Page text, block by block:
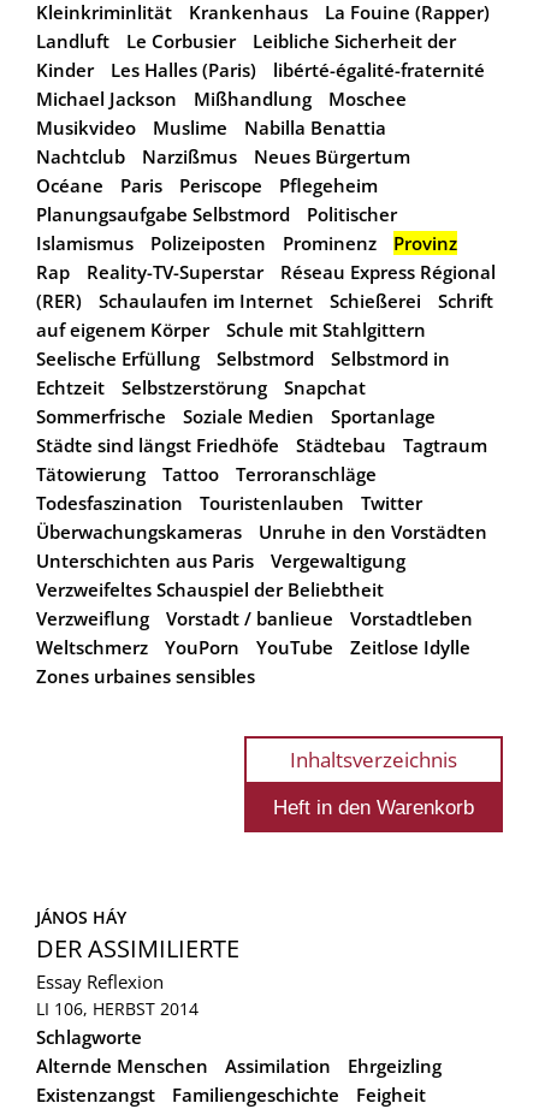
Kleinkriminlität Krankenhaus
La Fouine (Rapper)
Landluft
Le Corbusier
Leibliche Sicherheit der
Kinder
Les Halles (Paris)
libérté-égalité-fraternité
Michael Jackson
Mißhandlung
Moschee
Musikvideo
Muslime
Nabilla Benattia
Nachtclub
Narzißmus
Neues Bürgertum
Océane
Paris Periscope
Pflegeheim
Planungsaufgabe Selbstmord
Politischer
Islamismus
Polizeiposten Prominenz
Provinz
Rap
Reality-TV-Superstar
Réseau Express Régional
(RER)
Schaulaufen im Internet Schießerei
Schrift
auf eigenem Körper
Schule mit Stahlgittern
Seelische Erfüllung
Selbstmord
Selbstmord in
Echtzeit
Selbstzerstörung
Snapchat
Sommerfrische
Soziale Medien
Sportanlage
Städte sind längst Friedhöfe
Städtebau
Tagtraum
Tätowierung
Tattoo
Terroranschläge
Todesfaszination
Touristenlauben
Twitter
Überwachungskameras
Unruhe in den Vorstädten
Unterschichten aus Paris
Vergewaltigung
Verzweifeltes Schauspiel der Beliebtheit
Verzweiflung
Vorstadt / banlieue
Vorstadtleben
Weltschmerz
YouPorn YouTube
Zeitlose Idylle
Zones urbaines sensibles
Inhaltsverzeichnis
JÁNOS HÁY
DER ASSIMILIERTE
Essay Reflexion
LI 106, HERBST 2014
Schlagworte
Alternde Menschen
Assimilation
Ehrgeizling
Existenzangst
Familiengeschichte
Feigheit